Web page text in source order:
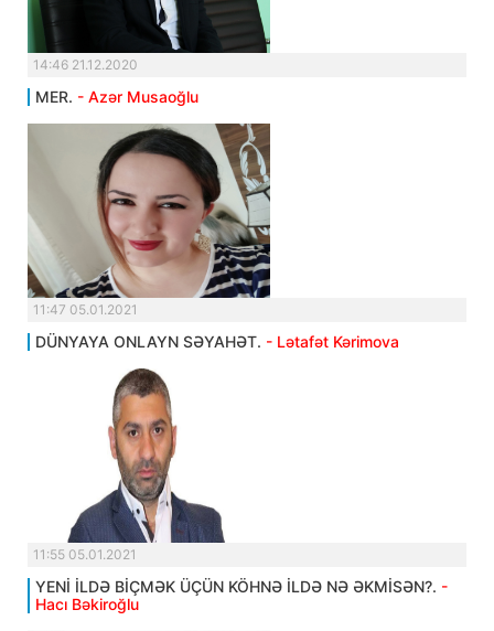
14:46 21.12.2020
MER. - Azər Musaoğlu
11:47 05.01.2021
DÜNYAYA ONLAYN SƏYAHƏT. - Lətafət Kərimova
11:55 05.01.2021
YENİ İLDƏ BİÇMƏK ÜÇÜN KÖHNƏ İLDƏ NƏ ƏKMİSƏN?. -
Hacı Bəkiroğlu